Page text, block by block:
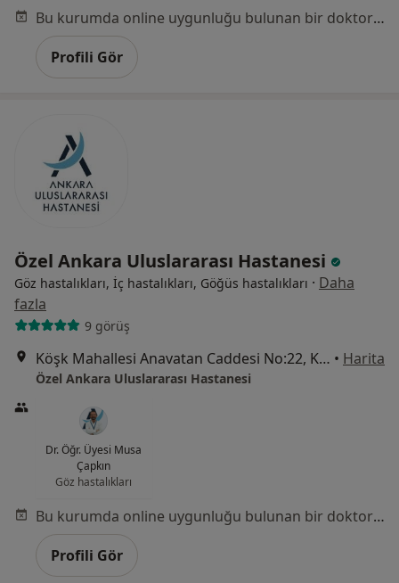
Bu kurumda online uygunluğu bulunan bir doktor veya uzman bulunamadı
Profili Gör
Özel Ankara Uluslararası Hastanesi
Göz hastalıkları, İç hastalıkları, Göğüs hastalıkları · Daha
fazla
9 görüş
Köşk Mahallesi Anavatan Caddesi No:22, Keçiören • Harita
Özel Ankara Uluslararası Hastanesi
Dr. Öğr. Üyesi Musa
Çapkın
Göz hastalıkları
Bu kurumda online uygunluğu bulunan bir doktor veya uzman bulunamadı
Profili Gör